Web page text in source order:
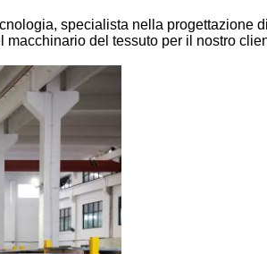
specialista nella progettazione
del tessuto per il nostro